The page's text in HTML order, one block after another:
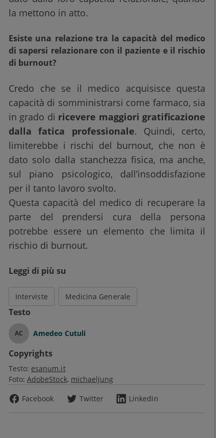
la mettono in atto.
Esiste una relazione tra la capacità del medico
di sapersi relazionare con il paziente e il rischio
di burnout?
Credo che se il medico acquisisce questa
capacità di somministrarsi come farmaco, sia
in grado di ricevere maggiori gratificazione
dalla fatica professionale. Quindi, certo,
limiterebbe i rischi del burnout, che non è
dato solo dalla stanchezza fisica, ma anche,
sul piano psicologico, dall’insoddisfazione
per il tanto lavoro svolto.
Questa capacità del medico di recuperare la
parte del prendersi cura della persona
potrebbe essere un elemento che limita il
rischio di burnout.
Leggi di più su
Interviste Medicina Generale
Testo
AC Amedeo Cutuli
Copyrights
Testo: esanum.it
Foto: AdobeStock michaeljung
Facebook
Twitter LinkedIn